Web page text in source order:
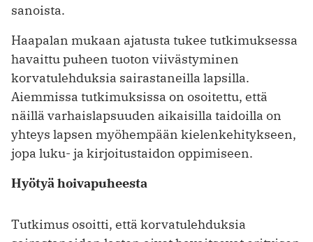
sanoista.
Haapalan mukaan ajatusta tukee tutkimuksessa
havaittu puheen tuoton viivästyminen
korvatulehduksia sairastaneilla lapsilla.
Aiemmissa tutkimuksissa on osoitettu, että
näillä varhaislapsuuden aikaisilla taidoilla on
yhteys lapsen myöhempään kielenkehitykseen,
jopa luku- ja kirjoitustaidon oppimiseen.
Hyötyä hoivapuheesta
Tutkimus osoitti, että korvatulehduksia